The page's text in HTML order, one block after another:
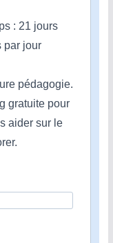
: 21 jours
par jour
pédagogie.
gratuite pour
aider sur le